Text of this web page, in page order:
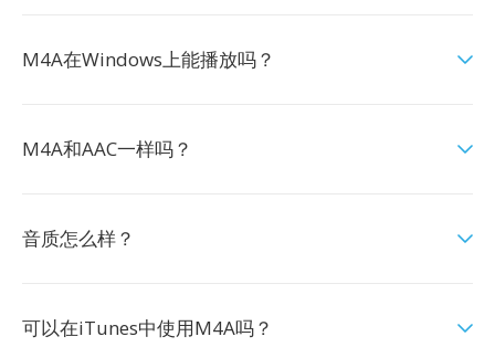
M4A在Windows上能播放吗？
M4A和AAC一样吗？
音质怎么样？
可以在iTunes中使用M4A吗？